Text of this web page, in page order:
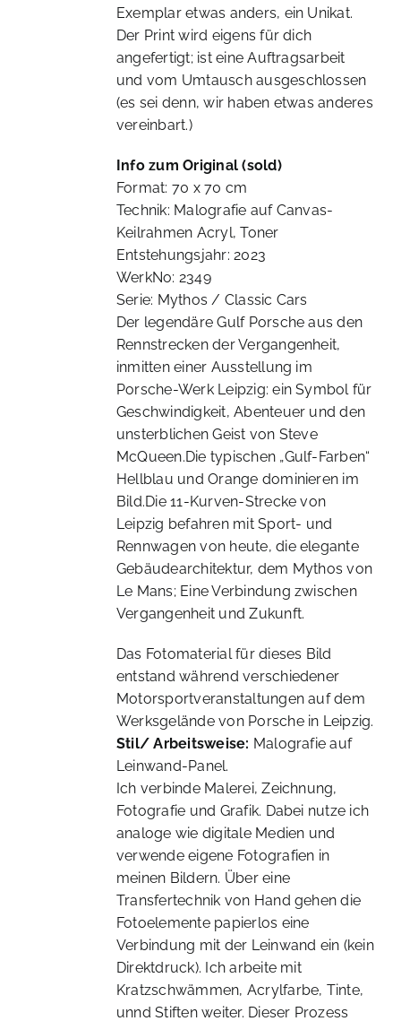
Exemplar etwas anders, ein Unikat.
Der Print wird eigens für dich
angefertigt; ist eine Auftragsarbeit
und vom Umtausch ausgeschlossen
(es sei denn, wir haben etwas anderes
vereinbart.)
Info zum Original (sold)
Format: 70 x 70 cm
Technik: Malografie auf Canvas-
Keilrahmen Acryl, Toner
Entstehungsjahr: 2023
WerkNo: 2349
Serie: Mythos / Classic Cars
Der legendäre Gulf Porsche aus den
Rennstrecken der Vergangenheit,
inmitten einer Ausstellung im
Porsche-Werk Leipzig: ein Symbol für
Geschwindigkeit, Abenteuer und den
unsterblichen Geist von Steve
McQueen.Die typischen „Gulf-Farben“
Hellblau und Orange dominieren im
Bild.Die 11-Kurven-Strecke von
Leipzig befahren mit Sport- und
Rennwagen von heute, die elegante
Gebäudearchitektur, dem Mythos von
Le Mans; Eine Verbindung zwischen
Vergangenheit und Zukunft.
Das Fotomaterial für dieses Bild
entstand während verschiedener
Motorsportveranstaltungen auf dem
Werksgelände von Porsche in Leipzig.
Stil/ Arbeitsweise: Malografie auf
Leinwand-Panel.
Ich verbinde Malerei, Zeichnung,
Fotografie und Grafik. Dabei nutze ich
analoge wie digitale Medien und
verwende eigene Fotografien in
meinen Bildern. Über eine
Transfertechnik von Hand gehen die
Fotoelemente papierlos eine
Verbindung mit der Leinwand ein (kein
Direktdruck). Ich arbeite mit
Kratzschwämmen, Acrylfarbe, Tinte,
unnd Stiften weiter. Dieser Prozess